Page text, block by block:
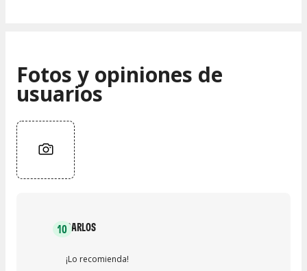
Fotos y opiniones de
usuarios
10CARLOS
¡Lo recomienda!